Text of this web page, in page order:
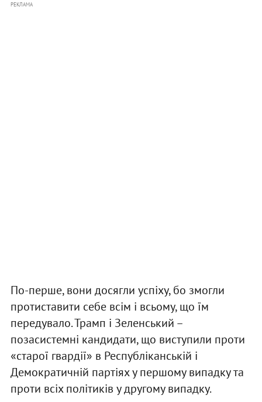
РЕКЛАМА
По-перше, вони досягли успіху, бо змогли
протиставити себе всім і всьому, що їм
передувало. Трамп і Зеленський –
позасистемні кандидати, що виступили проти
«старої гвардії» в Республіканській і
Демократичній партіях у першому випадку та
проти всіх політиків у другому випадку.